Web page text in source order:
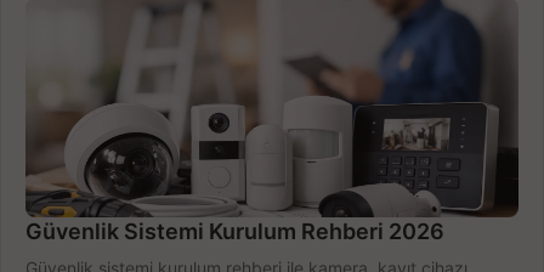
Güvenlik Sistemi Kurulum Rehberi 2026